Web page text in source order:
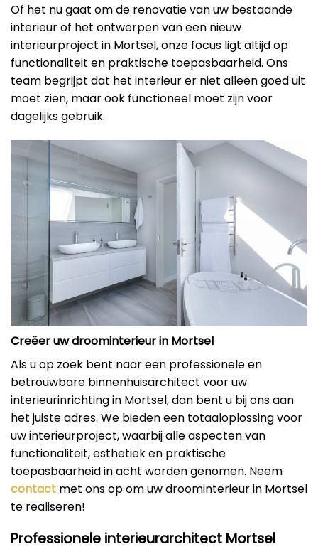
Of het nu gaat om de renovatie van uw bestaande
interieur of het ontwerpen van een nieuw
interieurproject in Mortsel, onze focus ligt altijd op
functionaliteit en praktische toepasbaarheid. Ons
team begrijpt dat het interieur er niet alleen goed uit
moet zien, maar ook functioneel moet zijn voor
dagelijks gebruik.
Creëer uw droominterieur in Mortsel
Als u op zoek bent naar een professionele en
betrouwbare binnenhuisarchitect voor uw
interieurinrichting in Mortsel, dan bent u bij ons aan
het juiste adres. We bieden een totaaloplossing voor
uw interieurproject, waarbij alle aspecten van
functionaliteit, esthetiek en praktische
toepasbaarheid in acht worden genomen. Neem
contact met ons op om uw droominterieur in Mortsel
te realiseren!
Professionele interieurarchitect Mortsel